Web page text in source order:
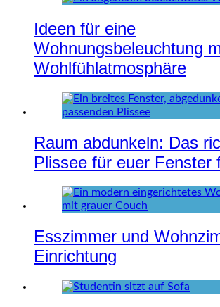
Ideen für eine
Wohnungsbeleuchtung
Wohlfühlatmosphäre
Raum abdunkeln: Das
Plissee für euer Fenster
Esszimmer und
Einrichtung